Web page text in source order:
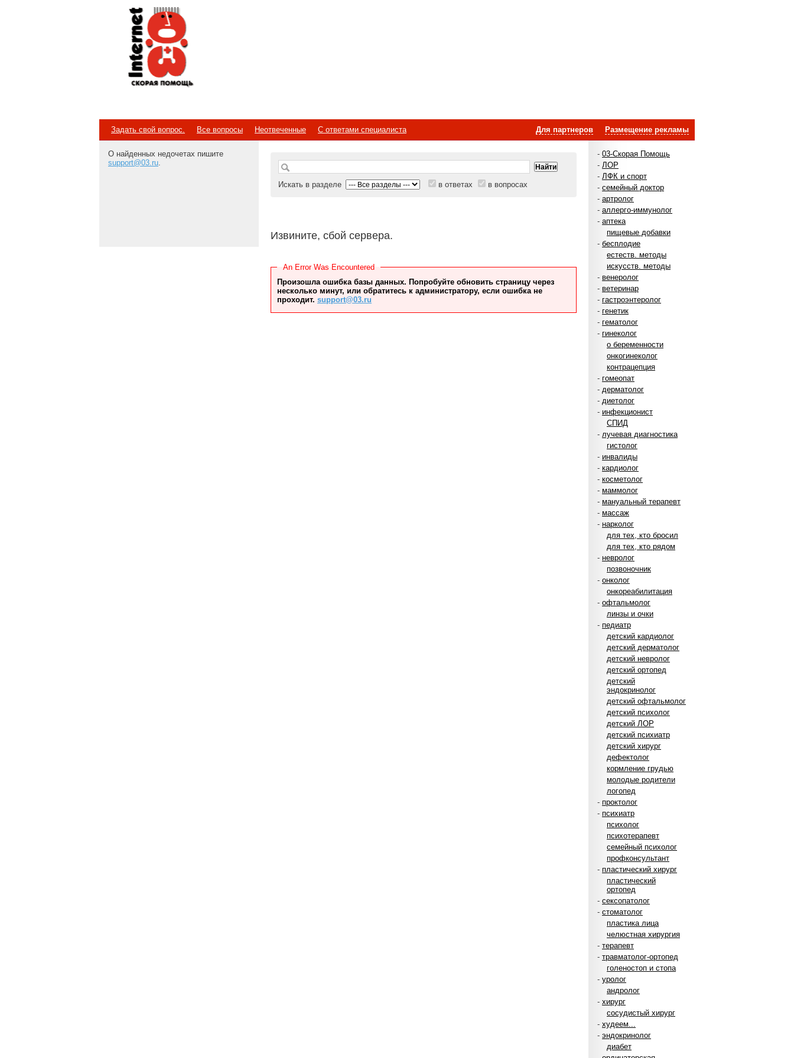
Internet
Скорая помощь
Размещение рекламы
Для партнеров
Задать свой вопрос. Все вопросы Неотвеченные С ответами специалиста
- 03-Скорая Помощь
- ЛОР
- ЛФК и спорт
- семейный доктор
- артролог
- аллерго-иммунолог
- аптека
пищевые добавки
- бесплодие
естеств. методы
искусств. методы
- венеролог
- ветеринар
- гастроэнтеролог
- генетик
- гематолог
- гинеколог
о беременности
онкогинеколог
контрацепция
- гомеопат
- дерматолог
- диетолог
- инфекционист
СПИД
- лучевая диагностика
гистолог
- инвалиды
- кардиолог
- косметолог
- маммолог
- мануальный терапевт
- массаж
- нарколог
для тех, кто бросил
для тех, кто рядом
- невролог
позвоночник
- онколог
онкореабилитация
- офтальмолог
линзы и очки
- педиатр
детский кардиолог
детский дерматолог
детский невролог
детский ортопед
детский
эндокринолог
детский офтальмолог
детский психолог
детский ЛОР
детский психиатр
детский хирург
дефектолог
кормление грудью
молодые родители
логопед
- проктолог
- психиатр
психолог
психотерапевт
семейный психолог
профконсультант
- пластический хирург
пластический
ортопед
- сексопатолог
- стоматолог
пластика лица
челюстная хирургия
- терапевт
- травматолог-ортопед
голеностоп и стопа
- уролог
андролог
- хирург
сосудистый хирург
- худеем...
- эндокринолог
диабет
О найденных недочетах пишите
support@03.ru.
Искать в разделе в ответах в вопросах
Извините, сбой сервера.
An Error Was Encountered
Произошла ошибка базы данных. Попробуйте обновить страницу через
несколько минут, или обратитесь к администратору, если ошибка не
проходит. support@03.ru